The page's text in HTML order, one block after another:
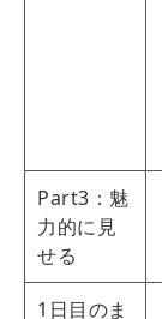
Part3：魅
力的に見
せる
1日目のま